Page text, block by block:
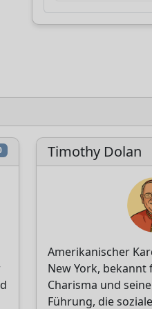
Timothy Dolan
Amerikanischer
New York, bekannt
Charisma und
Führung, die
die
benötigt Ihre
Technische
Entwicklung